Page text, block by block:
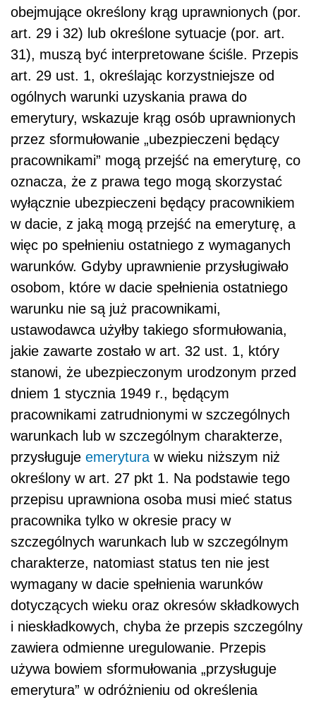
obejmujące określony krąg uprawnionych (por.
art. 29 i 32) lub określone sytuacje (por. art.
31), muszą być interpretowane ściśle. Przepis
art. 29 ust. 1, określając korzystniejsze od
ogólnych warunki uzyskania prawa do
emerytury, wskazuje krąg osób uprawnionych
przez sformułowanie „ubezpieczeni będący
pracownikami” mogą przejść na emeryturę, co
oznacza, że z prawa tego mogą skorzystać
wyłącznie ubezpieczeni będący pracownikiem
w dacie, z jaką mogą przejść na emeryturę, a
więc po spełnieniu ostatniego z wymaganych
warunków. Gdyby uprawnienie przysługiwało
osobom, które w dacie spełnienia ostatniego
warunku nie są już pracownikami,
ustawodawca użyłby takiego sformułowania,
jakie zawarte zostało w art. 32 ust. 1, który
stanowi, że ubezpieczonym urodzonym przed
dniem 1 stycznia 1949 r., będącym
pracownikami zatrudnionymi w szczególnych
warunkach lub w szczególnym charakterze,
przysługuje emerytura w wieku niższym niż
określony w art. 27 pkt 1. Na podstawie tego
przepisu uprawniona osoba musi mieć status
pracownika tylko w okresie pracy w
szczególnych warunkach lub w szczególnym
charakterze, natomiast status ten nie jest
wymagany w dacie spełnienia warunków
dotyczących wieku oraz okresów składkowych
i nieskładkowych, chyba że przepis szczególny
zawiera odmienne uregulowanie. Przepis
używa bowiem sformułowania „przysługuje
emerytura” w odróżnieniu od określenia